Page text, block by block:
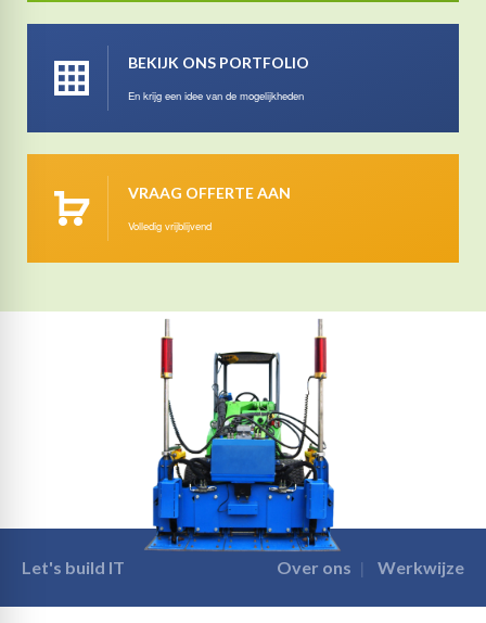
BEKIJK ONS PORTFOLIO
En krijg een idee van de mogelijkheden
VRAAG OFFERTE AAN
Volledig vrijblijvend
Let's build IT Over ons Werkwijze